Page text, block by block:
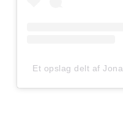
Et opslag delt af